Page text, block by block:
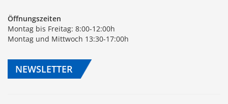
Öffnungszeiten
Montag bis Freitag: 8:00-12:00h
Montag und Mittwoch 13:30-17:00h
NEWSLETTER